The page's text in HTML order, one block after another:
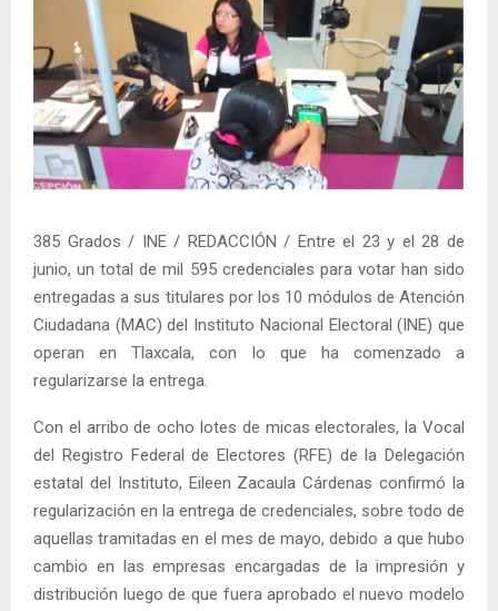
385 Grados / INE / REDACCIÓN / Entre el 23 y el 28 de
junio, un total de mil 595 credenciales para votar han sido
entregadas a sus titulares por los 10 módulos de Atención
Ciudadana (MAC) del Instituto Nacional Electoral (INE) que
operan en Tlaxcala, con lo que ha comenzado a
regularizarse la entrega.
Con el arribo de ocho lotes de micas electorales, la Vocal
del Registro Federal de Electores (RFE) de la Delegación
estatal del Instituto, Eileen Zacaula Cárdenas confirmó la
regularización en la entrega de credenciales, sobre todo de
aquellas tramitadas en el mes de mayo, debido a que hubo
cambio en las empresas encargadas de la impresión y
distribución luego de que fuera aprobado el nuevo modelo